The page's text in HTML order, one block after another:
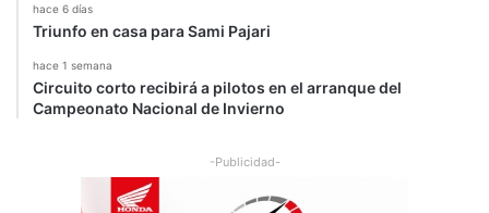
hace 6 días
Triunfo en casa para Sami Pajari
hace 1 semana
Circuito corto recibirá a pilotos en el arranque del
Campeonato Nacional de Invierno
-Publicidad-